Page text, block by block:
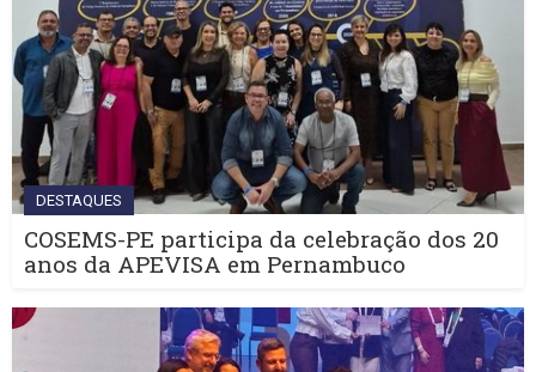
DESTAQUES
COSEMS-PE participa da celebração dos 20
anos da APEVISA em Pernambuco